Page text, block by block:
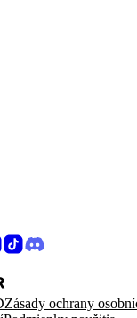
Zásady ochrany